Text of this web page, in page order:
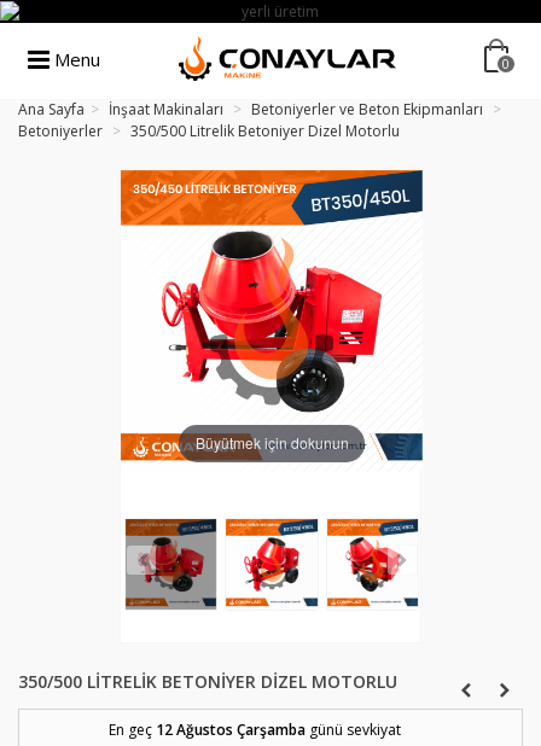
Menu 0
Ana Sayfa > İnşaat Makinaları > Betoniyerler ve Beton Ekipmanları >
Betoniyerler > 350/500 Litrelik Betoniyer Dizel Motorlu
Büyütmek için dokunun
350/500 LITRELIK BETONIYER DIZEL MOTORLU
En geç 12 Ağustos Çarşamba günü sevkiyat